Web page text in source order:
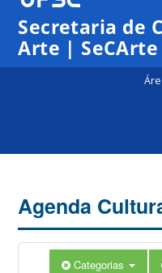
Secretaria de
Arte | SeCArte
Agenda
Categorias